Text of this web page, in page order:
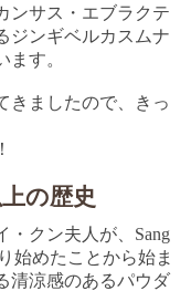
ンサス・エブラクテ
ジンギベルカスムナ
す。
きましたので、きっ
の歴史
・クン夫人が、Sang
始めたことから始ま
清涼感のあるパウダ